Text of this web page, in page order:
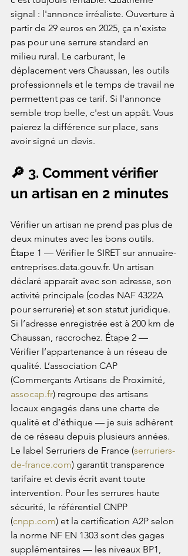
signal : l'annonce irréaliste. Ouverture à
partir de 29 euros en 2025, ça n'existe
pas pour une serrure standard en
milieu rural. Le carburant, le
déplacement vers Chaussan, les outils
professionnels et le temps de travail ne
permettent pas ce tarif. Si l'annonce
semble trop belle, c'est un appât. Vous
paierez la différence sur place, sans
avoir signé un devis.
🔎 3. Comment vérifier
un artisan en 2 minutes
Vérifier un artisan ne prend pas plus de
deux minutes avec les bons outils.
Étape 1 — Vérifier le SIRET sur annuaire-
entreprises.data.gouv.fr. Un artisan
déclaré apparaît avec son adresse, son
activité principale (codes NAF 4322A
pour serrurerie) et son statut juridique.
Si l’adresse enregistrée est à 200 km de
Chaussan, raccrochez. Étape 2 —
Vérifier l’appartenance à un réseau de
qualité. L’association CAP
(Commerçants Artisans de Proximité,
assocap.fr) regroupe des artisans
locaux engagés dans une charte de
qualité et d’éthique — je suis adhérent
de ce réseau depuis plusieurs années.
Le label Serruriers de France (serruriers-
de-france.com) garantit transparence
tarifaire et devis écrit avant toute
intervention. Pour les serrures haute
sécurité, le référentiel CNPP
(cnpp.com) et la certification A2P selon
la norme NF EN 1303 sont des gages
supplémentaires — les niveaux BP1,